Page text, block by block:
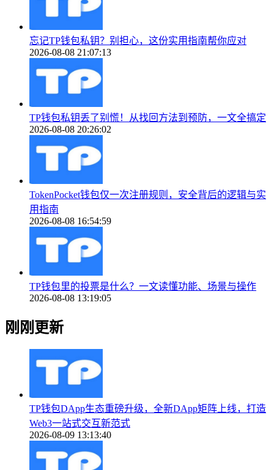
忘记TP钱包私钥？别担心，这份实用指南帮你应对
2026-08-08 21:07:13
TP钱包私钥丢了别慌！从找回方法到预防，一文全搞定
2026-08-08 20:26:02
TokenPocket钱包仅一次注册规则，安全背后的逻辑与实
用指南
2026-08-08 16:54:59
TP钱包里的投票是什么？一文读懂功能、场景与操作
2026-08-08 13:19:05
刚刚更新
TP钱包DApp生态重磅升级，全新DApp矩阵上线，打造
Web3一站式交互新范式
2026-08-09 13:13:40